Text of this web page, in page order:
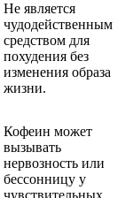
Не является
чудодейственным
средством для
похудения без
изменения образа
жизни.
Кофеин может
вызывать
нервозность или
бессонницу у